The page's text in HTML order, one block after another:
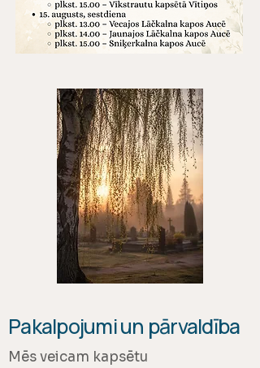
Pakalpojumi un pārvaldība
Mēs veicam kapsētu